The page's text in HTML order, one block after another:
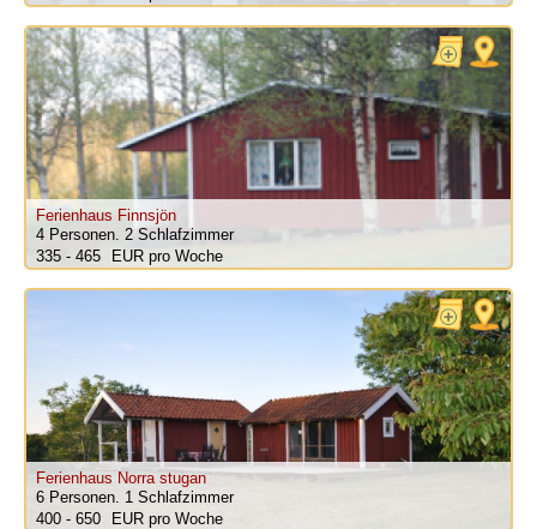
Ferienhaus Finnsjön
4 Personen. 2 Schlafzimmer
335 - 465
pro Woche
Ferienhaus Norra stugan
6 Personen. 1 Schlafzimmer
400 - 650
pro Woche